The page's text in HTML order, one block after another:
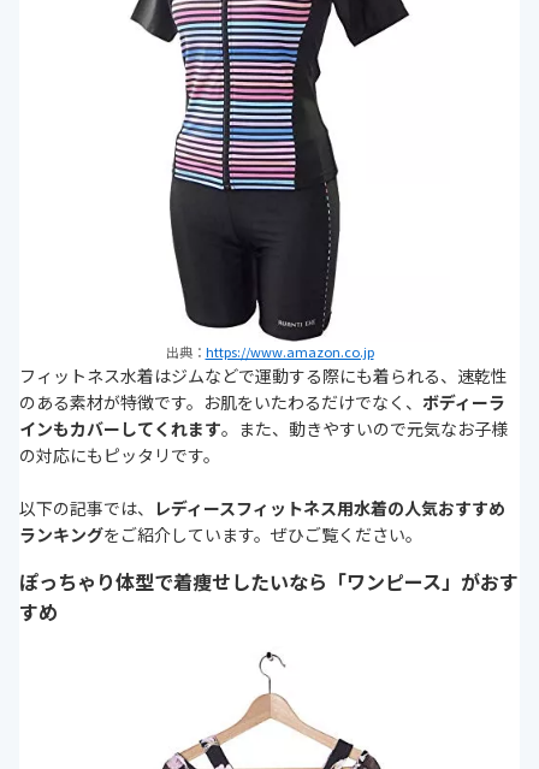
出典： https://www.amazon.co.jp
フィットネス水着はジムなどで運動する際にも着られる、速乾性
のある素材が特徴です。お肌をいたわるだけでなく、 ボディーラ
インもカバーしてくれます。また、動きやすいので元気なお子様
の対応にもピッタリです。
以下の記事では、 レディースフィットネス用水着の人気おすすめ
ランキングをご紹介しています。ぜひご覧ください。
ぽっちゃり体型で着痩せしたいなら「ワンピース」がおす
すめ